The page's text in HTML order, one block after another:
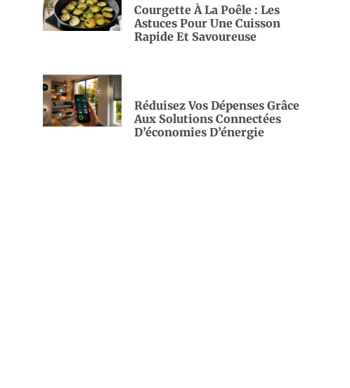
Courgette À La Poêle : Les
Astuces Pour Une Cuisson
Rapide Et Savoureuse
Réduisez Vos Dépenses Grâce
Aux Solutions Connectées
D’économies D’énergie